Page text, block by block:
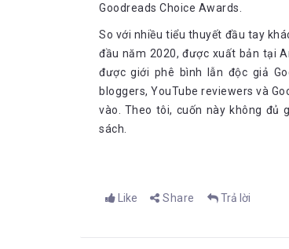
Goodreads Choice Awards.
So với nhiều tiểu thuyết đầu tay
đầu năm 2020, được xuất bản tại
được giới phê bình lẫn độc giả
bloggers, YouTube reviewers và
vào. Theo tôi, cuốn này không đủ
sách.
Like Share Trả lời